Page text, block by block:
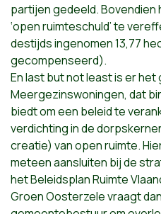
partijen gedeeld.
‘open ruimteschuld’ te
destijds ingenomen 13,77
gecompenseerd).
En last but not least is er het
Meergezinswoningen, dat
biedt om een beleid te
verdichting in de
creatie) van open ruimte.
meteen aansluiten bij de
het Beleidsplan Ruimte
Groen Oosterzele vraagt